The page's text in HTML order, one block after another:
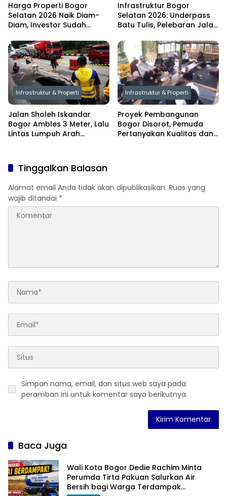
Harga Properti Bogor
Selatan 2026 Naik Diam-
Diam, Investor Sudah
Infrastruktur Bogor
Selatan 2026: Underpass
Batu Tulis, Pelebaran Jalan
Infrastruktur & Properti
Jalan Sholeh Iskandar
Bogor Ambles 3 Meter, Lalu
Lintas Lumpuh Arah
Infrastruktur & Properti
Proyek Pembangunan
Bogor Disorot, Pemuda
Pertanyakan Kualitas dan
Tinggalkan Balasan
Alamat email Anda tidak akan dipublikasikan. Ruas yang
wajib ditandai *
Simpan nama, email, dan situs web saya pada
peramban ini untuk komentar saya berikutnya.
Baca Juga
Wali Kota Bogor Dedie Rachim Minta
Perumda Tirta Pakuan Salurkan Air
Bersih bagi Warga Terdampak